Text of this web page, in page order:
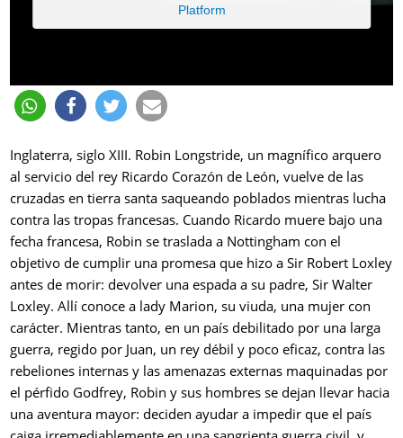
Platform
Inglaterra, siglo XIII. Robin Longstride, un magnífico arquero
al servicio del rey Ricardo Corazón de León, vuelve de las
cruzadas en tierra santa saqueando poblados mientras lucha
contra las tropas francesas. Cuando Ricardo muere bajo una
fecha francesa, Robin se traslada a Nottingham con el
objetivo de cumplir una promesa que hizo a Sir Robert Loxley
antes de morir: devolver una espada a su padre, Sir Walter
Loxley. Allí conoce a lady Marion, su viuda, una mujer con
carácter. Mientras tanto, en un país debilitado por una larga
guerra, regido por Juan, un rey débil y poco eficaz, contra las
rebeliones internas y las amenazas externas maquinadas por
el pérfido Godfrey, Robin y sus hombres se dejan llevar hacia
una aventura mayor: deciden ayudar a impedir que el país